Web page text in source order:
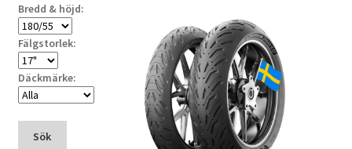
Bredd & höjd:
Fälgstorlek:
Däckmärke:
Sök